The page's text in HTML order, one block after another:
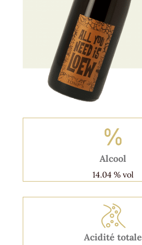
Alcool
14.04 % vol
Acidité totale